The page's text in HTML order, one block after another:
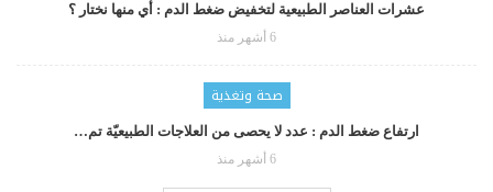
عشرات العناصر الطبيعية لتخفيض ضغط الدم : أي منها نختار ؟
6 أشهر منذ
صحة وتغذية
ارتفاع ضغط الدم : عدد لا يحصى من العلاجات الطبيعيّة تم…
6 أشهر منذ